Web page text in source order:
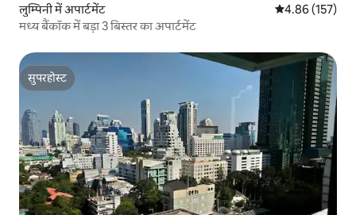
लुम्पिनी में अपार्टमेंट औसत रेटिंग 5 में से
4.86 (157)
मध्य बैंकॉक में बड़ा 3 बिस्तर का अपार्टमेंट
सुपरहोस्ट
सुपरहोस्ट